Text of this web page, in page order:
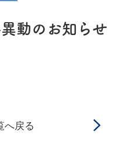
動のお知らせ
へ戻る